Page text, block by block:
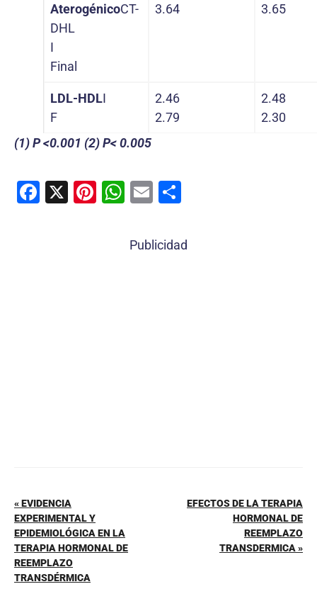
AterogénicoCT-
DHL
I
Final
3.64
3.65
LDL-HDLI
F
2.46
2.79
2.48
2.30
(1) P <0.001 (2) P< 0.005
F
X
Pi W
at
E
ai m
Publicidad
« EVIDENCIA
EXPERIMENTAL Y
EPIDEMIOLÓGICA EN LA
TERAPIA HORMONAL DE
REEMPLAZO
TRANSDÉRMICA
EFECTOS DE LA TERAPIA
HORMONAL DE
REEMPLAZO
TRANSDERMICA »